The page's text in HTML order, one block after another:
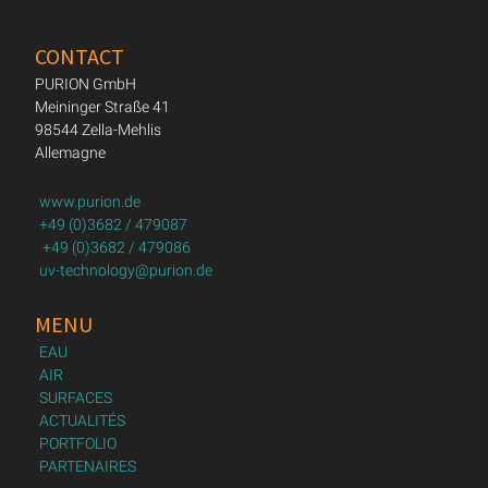
CONTACT
PURION GmbH
Meininger Straße 41
98544 Zella-Mehlis
Allemagne
www.purion.de
+49 (0)3682 / 479087
+49 (0)3682 / 479086
uv-technology@purion.de
MENU
EAU
AIR
SURFACES
ACTUALITÉS
PORTFOLIO
PARTENAIRES